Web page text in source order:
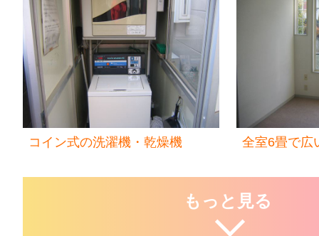
コイン式の洗濯機・乾燥機 全室6畳で広
もっと見る